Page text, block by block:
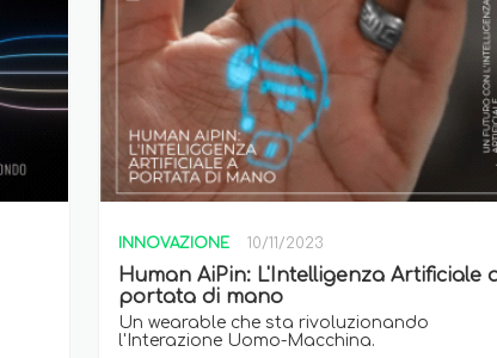
INNOVAZIONE 10/11/2023
Human AiPin: L'Intelligenza Artificiale
portata di mano
Un wearable che sta rivoluzionando
l'Interazione Uomo-Macchina.